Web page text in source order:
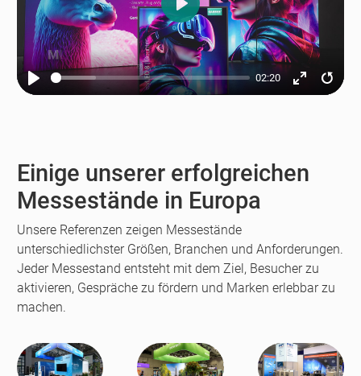
Play
02:20
Enter
Play
Einige unserer erfolgreichen
Messestände in Europa
Unsere Referenzen zeigen Messestände
unterschiedlichster Größen, Branchen und Anforderungen.
Jeder Messestand entsteht mit dem Ziel, Besucher zu
aktivieren, Gespräche zu fördern und Marken erlebbar zu
machen.